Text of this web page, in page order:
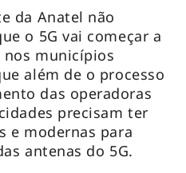
da Anatel não
o 5G vai começar a
municípios
além de o processo
das operadoras
precisam ter
e modernas para
antenas do 5G.